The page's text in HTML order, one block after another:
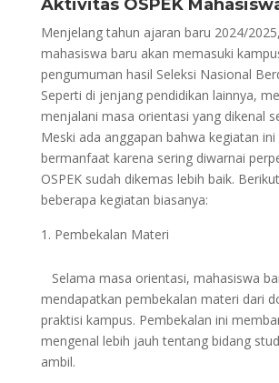
Aktivitas OSPEK
Menjelang tahun ajaran baru 2024/
mahasiswa baru akan memasuki
pengumuman hasil Seleksi Nasional
Seperti di jenjang pendidikan lainnya,
menjalani masa orientasi yang dikenal
Meski ada anggapan bahwa kegiatan ini
bermanfaat karena sering diwarnai
OSPEK sudah dikemas lebih baik.
beberapa kegiatan biasanya:
Pembekalan Materi
Selama masa orientasi, mahasiswa
mendapatkan pembekalan materi dari
praktisi kampus. Pembekalan ini
mengenal lebih jauh tentang bidang
ambil.